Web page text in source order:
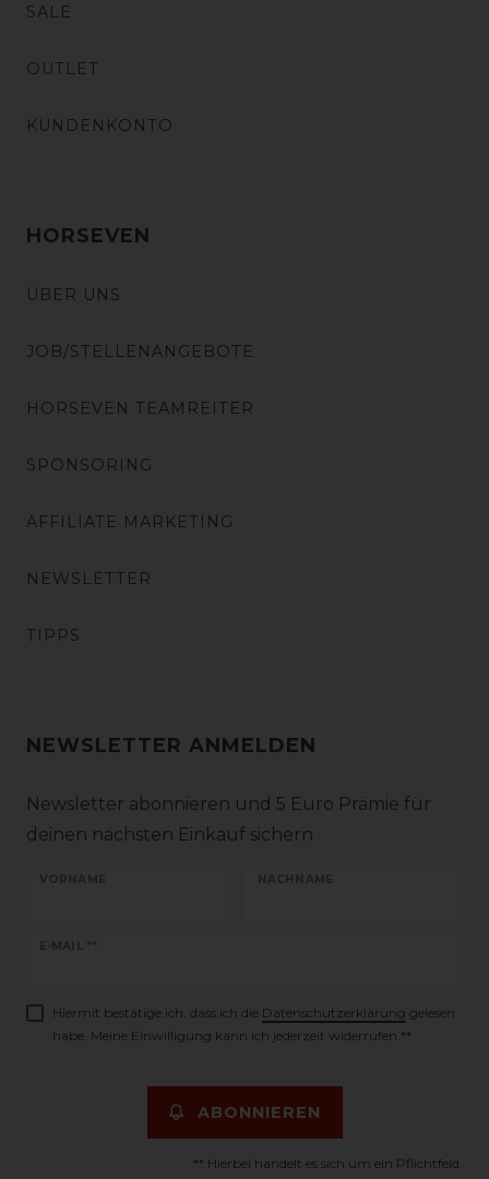
SALE
OUTLET
KUNDENKONTO
HORSEVEN
ÜBER UNS
JOB/STELLENANGEBOTE
HORSEVEN TEAMREITER
SPONSORING
AFFILIATE MARKETING
NEWSLETTER
TIPPS
NEWSLETTER ANMELDEN
Newsletter abonnieren und 5 Euro Prämie für
deinen nächsten Einkauf sichern
VORNAME NACHNAME
E-MAIL **
Newsletter
Hiermit bestätige ich, dass ich die Daten­schutz­erklärung gelesen
habe. Meine Einwilligung kann ich jederzeit widerrufen.**
ABONNIEREN
** Hierbei handelt es sich um ein Pflichtfeld.